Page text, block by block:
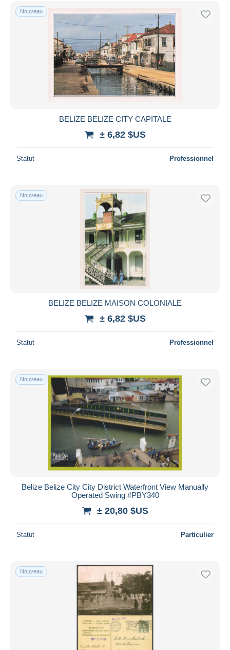
Uniquement en réduction
Livraison gratuite
Méthodes de paiement
PayPal
Virement bancaire
Visa
Mastercard
iDeal
Monde entier
Appliquer
Nouveau
BELIZE BELIZE CITY CAPITALE
± 6,82 $US
Statut Professionnel
Nouveau
BELIZE BELIZE MAISON COLONIALE
± 6,82 $US
Statut Professionnel
Nouveau
Belize Belize City City District Waterfront View Manually
Operated Swing #PBY340
± 20,80 $US
Statut Particulier
Nouveau